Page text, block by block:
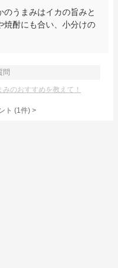
のうまみはイカの旨みと
焼酎にも合い、小分けの
問
のおすすめを教えて！
ト (1件) >